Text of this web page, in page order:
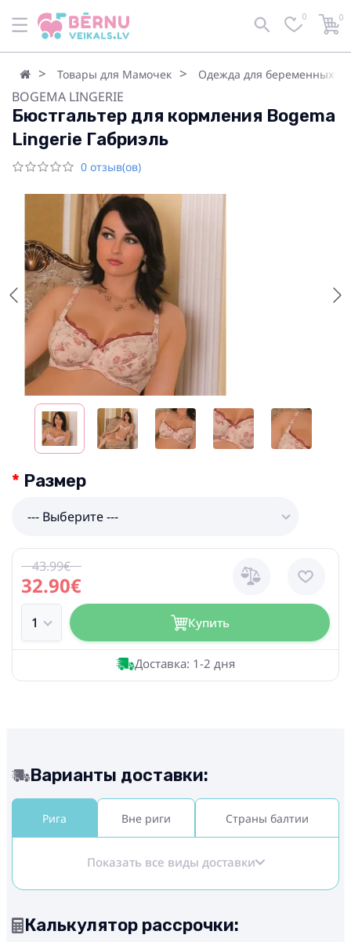
0 0
Товары для Мамочек Одежда для беременных
BOGEMA LINGERIE
Бюстгальтер для кормления Bogema
Lingerie Габриэль
0 отзыв(ов)
Размер
--- Выберите ---
32.90€
43.99€
Купить
Доставка: 1-2 дня
Варианты доставки:
Рига Вне риги Страны балтии
Показать все виды доставки
Калькулятор рассрочки: